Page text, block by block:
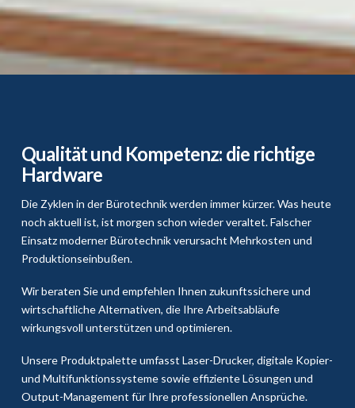
Qualität und Kompetenz: die richtige
Hardware
Die Zyklen in der Bürotechnik werden immer kürzer. Was heute
noch aktuell ist, ist morgen schon wieder veraltet. Falscher
Einsatz moderner Bürotechnik verursacht Mehrkosten und
Produktionseinbußen.
Wir beraten Sie und empfehlen Ihnen zukunftssichere und
wirtschaftliche Alternativen, die Ihre Arbeitsabläufe
wirkungsvoll unterstützen und optimieren.
Unsere Produktpalette umfasst Laser-Drucker, digitale Kopier-
und Multifunktionssysteme sowie effiziente Lösungen und
Output-Management für Ihre professionellen Ansprüche.